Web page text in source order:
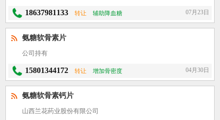
18637981133 转让 辅助降血糖 07月23日
氨糖软骨素片
公司持有
15801344172 转让 增加骨密度 04月30日
氨糖软骨素钙片
山西兰花药业股份有限公司